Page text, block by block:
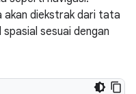
akan diekstrak dari tata
sesuai dengan